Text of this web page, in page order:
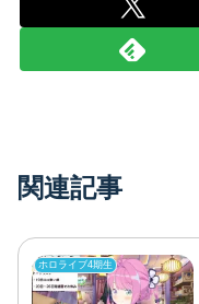
関連記事
ホロライブ4期生